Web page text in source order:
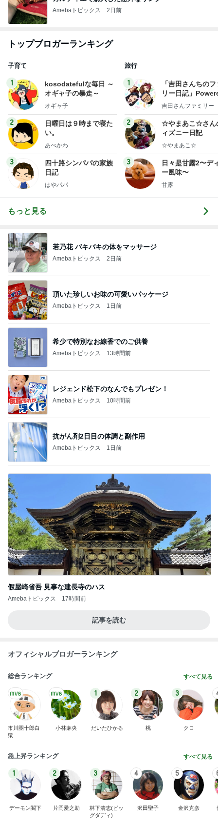
Amebaトピックス 2日前
トップブロガーランキング
子育て
1
kosodatefulな毎日 ～
オギャ子の暴走～
オギャ子
2
日曜日は９時まで寝た
い。
あべかわ
3
四十路シンパパの家族
日記
はやパパ
旅行
1
「吉田さんちの
リー日記」
y Ameba 吉田さ
ログ
吉田さんファミリー
2
☆やまあこ☆さん
ィズニー日記
☆やまあこ☆
3
日々是甘露2〜デ
ー風味〜
甘露
もっと見る
若乃花 バキバキの体をマッサージ
Amebaトピックス 2日前
頂いた珍しいお味の可愛いパッケージ
Amebaトピックス 1日前
希少で特別なお線香でのご供養
Amebaトピックス 13時間前
レジェンド松下のなんでもプレゼン！
Amebaトピックス 10時間前
抗がん剤2日目の体調と副作用
Amebaトピックス 1日前
假屋崎省吾 見事な建長寺のハス
Amebaトピックス 17時間前
記事を読む
オフィシャルブロガーランキング
総合ランキング すべて見る
市川團十郎白
猿
小林麻央
1
だいたひかる
2
桃
3
クロ
急上昇ランキング すべて見る
1
デーモン閣下
2
片岡愛之助
3
林下清志(ビッ
グダディ)
4
沢田聖子
5
金沢克彦